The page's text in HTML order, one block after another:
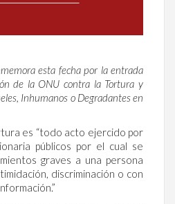
esta fecha por la entrada
de la ONU contra la Tortura y
Inhumanos o Degradantes en
es “todo acto ejercido por
públicos por el cual se
graves a una persona
discriminación o con